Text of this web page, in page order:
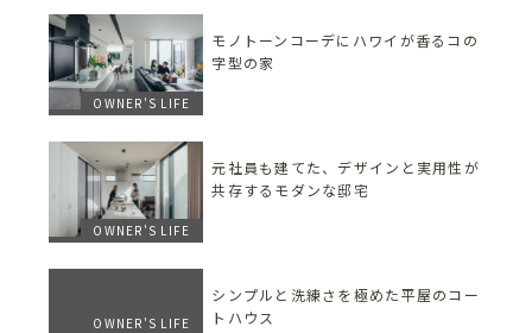
OWNER'S LIFE
モノトーンコーデにハワイが香るコの
字型の家
OWNER'S LIFE
元社員も建てた、デザインと実用性が
共存するモダンな邸宅
OWNER'S LIFE
シンプルと洗練さを極めた平屋のコー
トハウス